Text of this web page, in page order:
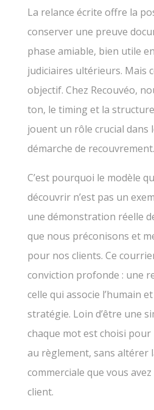
La relance écrite offre la
conserver une preuve
phase amiable, bien utile
judiciaires ultérieurs. Mais
objectif. Chez Recouvéo,
ton, le timing et la
jouent un rôle crucial dans
démarche de recouvrement.
C’est pourquoi le modèle
découvrir n’est pas un
une démonstration réelle
que nous préconisons et
pour nos clients. Ce
conviction profonde : une
celle qui associe l’humain
stratégie. Loin d’être une
chaque mot est choisi
au règlement, sans altérer
commerciale que vous
client.